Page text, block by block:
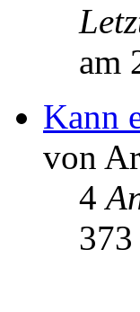
am
Kann
von
4
373